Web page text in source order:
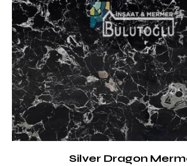
Silver Dragon